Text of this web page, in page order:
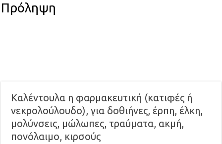
Πρόληψη
Καλέντουλα η φαρμακευτική (κατιφές ή
νεκρολούλουδο), για δοθιήνες, έρπη, έλκη,
μολύνσεις, μώλωπες, τραύματα, ακμή,
πονόλαιμο, κιρσούς